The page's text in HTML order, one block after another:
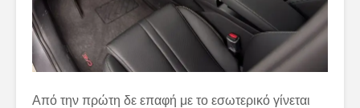
Από την πρώτη δε επαφή με το εσωτερικό γίνεται